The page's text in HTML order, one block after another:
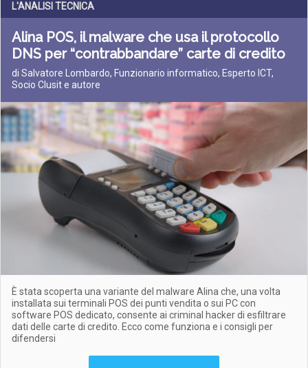
L'ANALISI TECNICA
Alina POS, il malware che usa il protocollo
DNS per “contrabbandare” carte di credito
di Salvatore Lombardo, Funzionario informatico, Esperto ICT,
Socio Clusit e autore
È stata scoperta una variante del malware Alina che, una volta
installata sui terminali POS dei punti vendita o sui PC con
software POS dedicato, consente ai criminal hacker di esfiltrare
dati delle carte di credito. Ecco come funziona e i consigli per
difendersi